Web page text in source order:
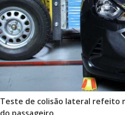
Teste de colisão lateral refeito